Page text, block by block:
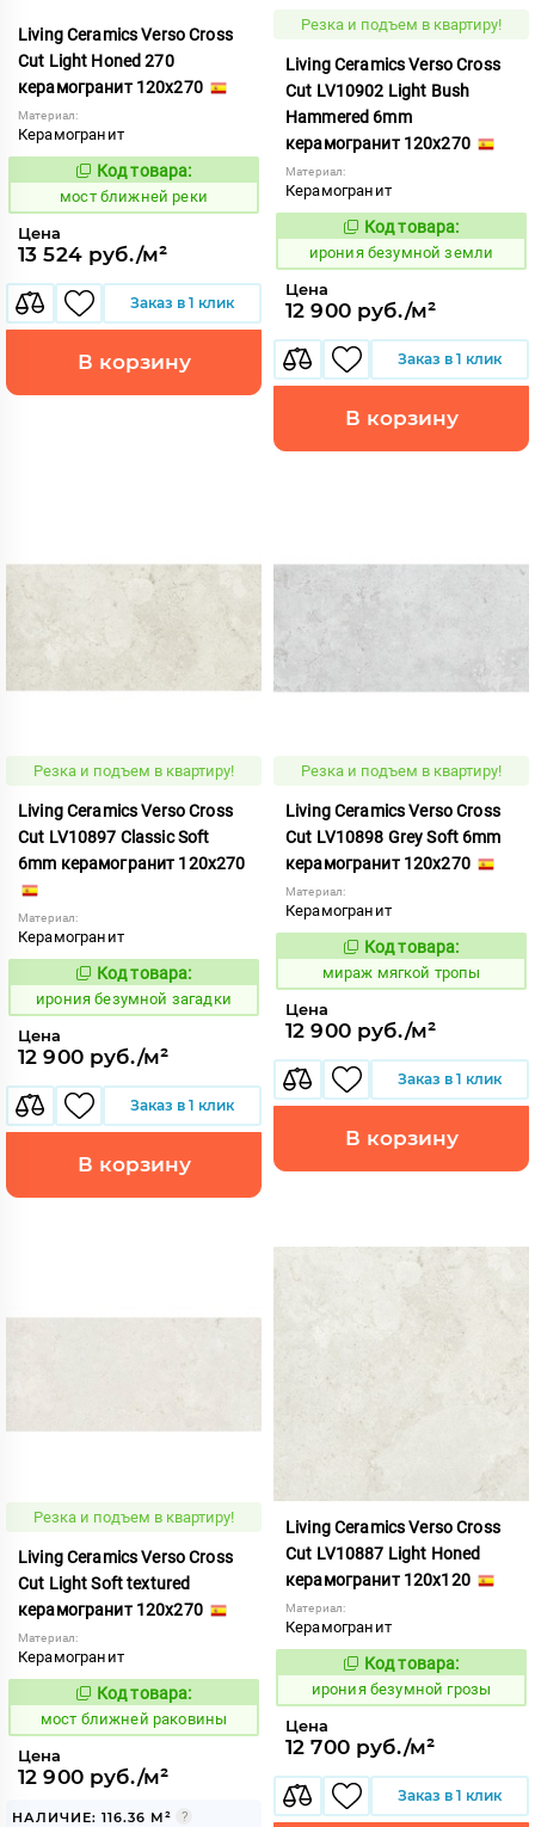
Living Ceramics Verso Cross
Cut Light Honed 270
керамогранит 120x270
Материал:
Керамогранит
1016329
Код товара:
мост ближней реки
Цена
13 524 руб./м²
Заказ в 1 клик
В корзину
Резка и подъем в квартиру!
Living Ceramics Verso Cross
Cut LV10902 Light Bush
Hammered 6mm
керамогранит 120x270
Материал:
Керамогранит
1108530
Код товара:
ирония безумной земли
Цена
12 900 руб./м²
Заказ в 1 клик
В корзину
Резка и подъем в квартиру!
Living Ceramics Verso Cross
Cut LV10897 Classic Soft
6mm керамогранит 120x270
Материал:
Керамогранит
1108527
Код товара:
ирония безумной загадки
Цена
12 900 руб./м²
Заказ в 1 клик
В корзину
Резка и подъем в квартиру!
Living Ceramics Verso Cross
Cut LV10898 Grey Soft 6mm
керамогранит 120x270
Материал:
Керамогранит
992108
Код товара:
мираж мягкой тропы
Цена
12 900 руб./м²
Заказ в 1 клик
В корзину
Резка и подъем в квартиру!
Living Ceramics Verso Cross
Cut Light Soft textured
керамогранит 120x270
Материал:
Керамогранит
1016328
Код товара:
мост ближней раковины
Цена
12 900 руб./м²
НАЛИЧИЕ: 116.36 М²
Living Ceramics Verso Cross
Cut LV10887 Light Honed
керамогранит 120x120
Материал:
Керамогранит
1108519
Код товара:
ирония безумной грозы
Цена
12 700 руб./м²
Заказ в 1 клик